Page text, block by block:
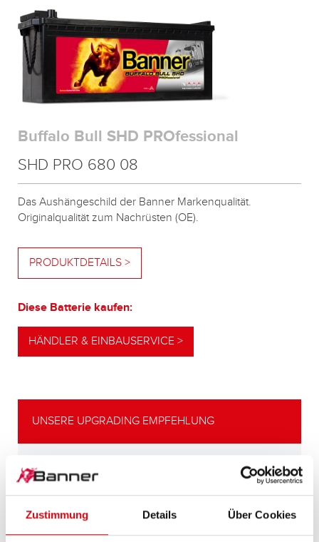
Zustimmung Details Über Cookies
Buffalo Bull SHD PROfessional
SHD PRO 680 08
Das Aushängeschild der Banner Markenqualität.
Originalqualität zum Nachrüsten (OE).
PRODUKTDETAILS >
Diese Batterie kaufen:
HÄNDLER & EINBAUSERVICE >
LEISTUNGSSTARKE
ALTERNATIVE
UNSERE UPGRADING EMPFEHLUNG